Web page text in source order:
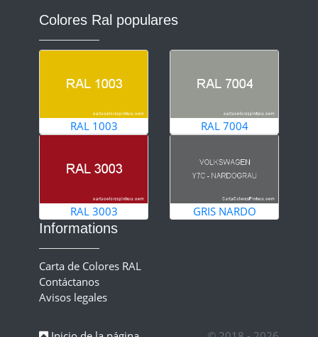
Colores Ral populares
RAL 1003 RAL 7004
RAL 3003 GRIS NARDO
Informations
Carta de Colores RAL
Contáctanos
Avisos legales